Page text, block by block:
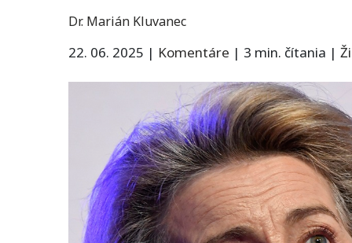
Dr. Marián Kluvanec
22. 06. 2025 | Komentáre | 3 min. čítania |